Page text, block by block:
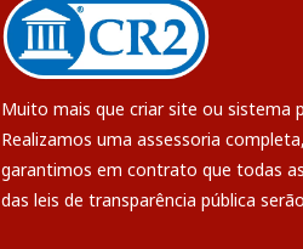
Muito mais que criar site ou sistema
Realizamos uma assessoria
garantimos em contrato que todas
das leis de transparência pública